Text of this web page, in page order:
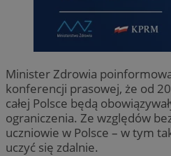
Minister Zdrowia
konferencji prasowej, że od
całej Polsce będą
ograniczenia. Ze względów
uczniowie w Polsce – w tym
uczyć się zdalnie.